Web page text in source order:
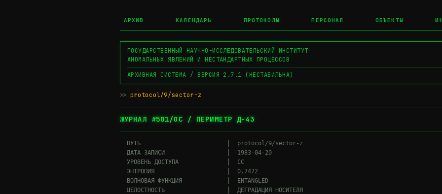
АРХИВ КАЛЕНДАРЬ ПРОТОКОЛЫ ПЕРСОНАЛ ОБЪЕКТЫ
ГОСУДАРСТВЕННЫЙ НАУЧНО-ИССЛЕДОВАТЕЛЬСКИЙ ИНСТИТУТ
АНОМАЛЬНЫХ ЯВЛЕНИЙ И НЕСТАНДАРТНЫХ ПРОЦЕССОВ
АРХИВНАЯ СИСТЕМА / ВЕРСИЯ 2.7.1 (НЕСТАБИЛЬНА)
>> protocol/9/sector-z
ЖУРНАЛ #501/ОС / ПЕРИМЕТР Д-43
  ПУТЬ                         │  protocol/9/sector-z
  ДАТА ЗАПИСИ                  │  1983-04-20
  УРОВЕНЬ ДОСТУПА              │  СС
  ЭНТРОПИЯ                     │  0.7472
  ВОЛНОВАЯ ФУНКЦИЯ             │  ENTANGLED
  ЦЕЛОСТНОСТЬ                  │  ДЕГРАДАЦИЯ НОСИТЕЛЯ